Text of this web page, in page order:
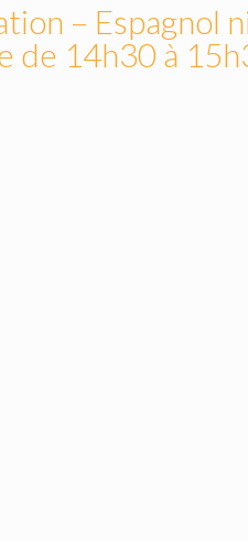
– Espagnol
de 14h30 à